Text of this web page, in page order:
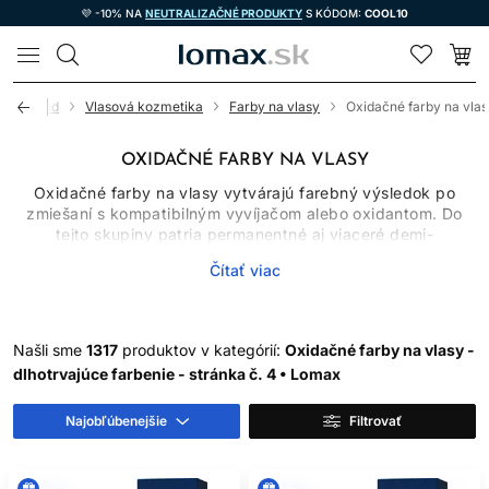
💜 -10% NA NEUTRALIZAČNÉ PRODUKTY S KÓDOM: COOL10
LOMAX
Úvod Vlasová kozmetika Farby na vlasy Oxidačné farby na
OXIDAČNÉ FARBY NA VLASY
Oxidačné farby na vlasy vytvárajú farebný výsledok po
zmiešaní s kompatibilným vyvíjačom alebo oxidantom. Do
tejto skupiny patria permanentné aj viaceré demi-
pomerom, časom pôsobenia, schopnosťou zosvetľovať
cieľová hĺbka a presný návod výrobcu.
AKO OXIDAČNÉ FARBY
FUNGUJÚ
Po spojení farbiaceho krému alebo gélu s určeným
Čítať viac
Našli sme 1317 produktov v kategórií: Oxidačné farby na vlasy -
dlhotrvajúce farbenie - stránka č. 4 • Lomax
Najobľúbenejšie Filtrovať